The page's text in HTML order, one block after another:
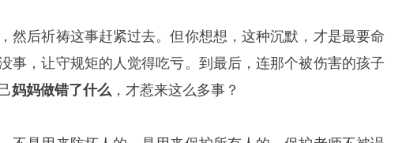
，然后祈祷这事赶紧过去。但你想想，这种沉默，才是最要命
事，让守规矩的人觉得吃亏。到最后，连那个被伤害的孩子
妈妈做错了什么 ，才惹来这么多事？